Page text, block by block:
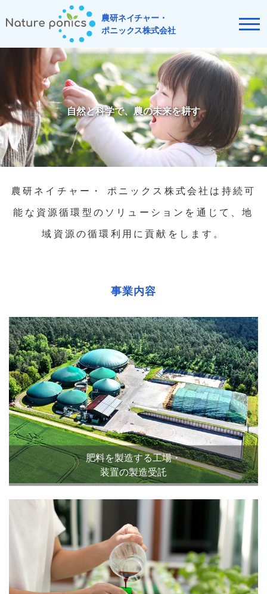
農研ネイチャー・
ポニックス株式会社
自然と科学で、農の未来を耕す
農研ネイチャー・ ポニックス株式会社は 持続可
能な資源循環型のソリューションを通じて、地
域資源の循環利用に貢献をします。
事業内容
肥料を製造する工場・
装置の製造受託